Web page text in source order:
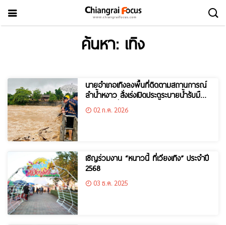
ค้นหา: เทิง
นายอำเภอเทิงลงพื้นที่ติดตามสถานการณ์
ลำน้ำหงาว สั่งเร่งเปิดประตูระบายน้ำรับมือ
ฝนตกต่อเนื่อง
02 ก.ค. 2026
เชิญร่วมงาน “หนาวนี้ ที่เวียงเทิง” ประจำปี
2568
03 ธ.ค. 2025